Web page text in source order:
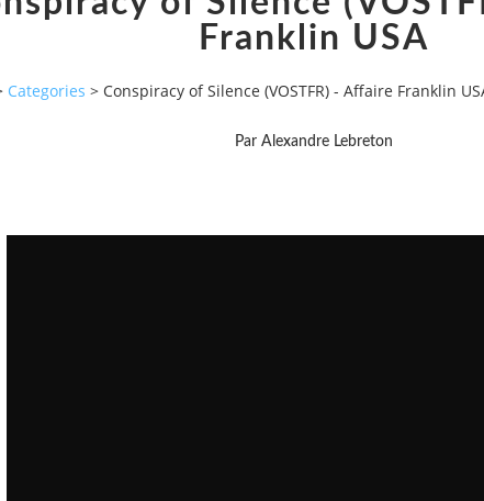
Franklin USA
Categories > Conspiracy of Silence (VOSTFR) - Affaire Franklin
Par Alexandre Lebreton